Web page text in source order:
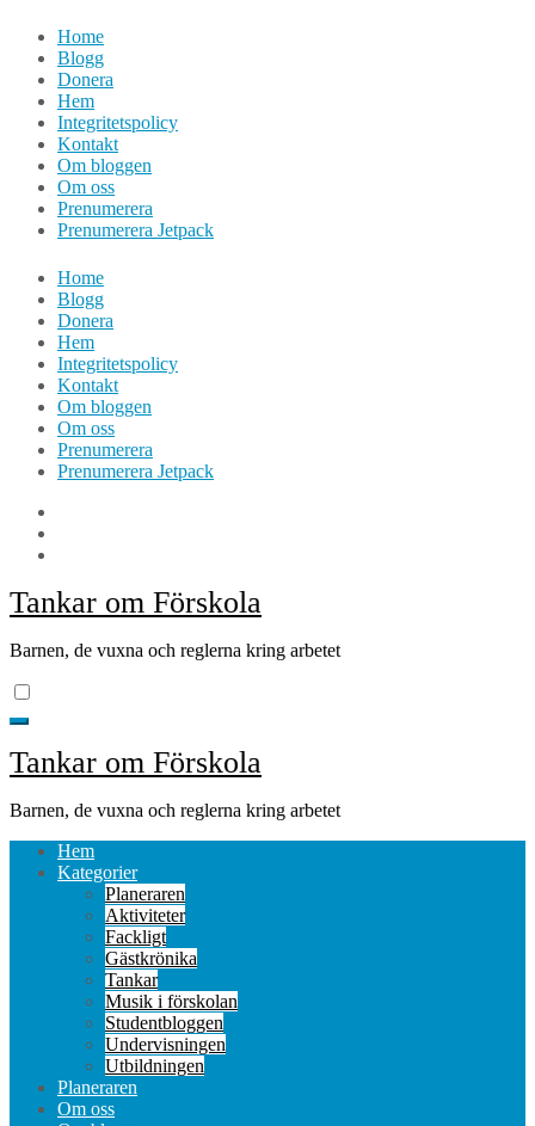
Hoppa
innehåll
Home
Blogg
Donera
Hem
Integritetspolicy
Kontakt
Om bloggen
Om oss
Prenumerera
Prenumerera Jetpack
Home
Blogg
Donera
Hem
Integritetspolicy
Kontakt
Om bloggen
Om oss
Prenumerera
Prenumerera Jetpack
Tankar om Förskola
Barnen, de vuxna och reglerna kring arbetet
Tankar om Förskola
Barnen, de vuxna och reglerna kring arbetet
Hem
Kategorier
Planeraren
Aktiviteter
Fackligt
Gästkrönika
Tankar
Musik i förskolan
Studentbloggen
Undervisningen
Utbildningen
Planeraren
Om oss